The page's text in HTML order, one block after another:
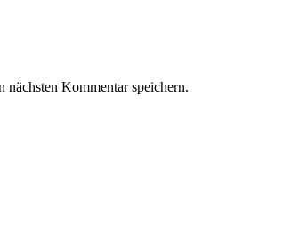
Kommentar speichern.